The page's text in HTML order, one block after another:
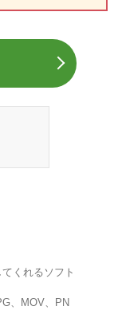
くれるソフト
、MOV、PN